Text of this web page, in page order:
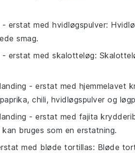
- erstat med hvidløgspulver:
smag.
- erstat med skalotteløg:
- erstat med hjemmelavet
chili, hvidløgspulver og
- erstat med fajita
bruges som en erstatning.
med bløde tortillas: Bløde